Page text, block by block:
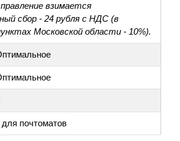
взимается
сбор - 24 рубля с НДС (в
Московской области - 10%).
почтоматов